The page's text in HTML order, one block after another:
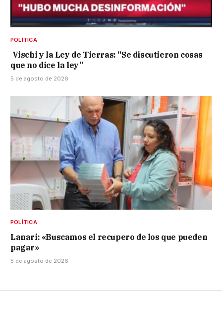
POLÍTICA
Vischi y la Ley de Tierras: “Se discutieron cosas
que no dice la ley”
5 de agosto de 2026
POLÍTICA
Lanari: «Buscamos el recupero de los que pueden
pagar»
5 de agosto de 2026